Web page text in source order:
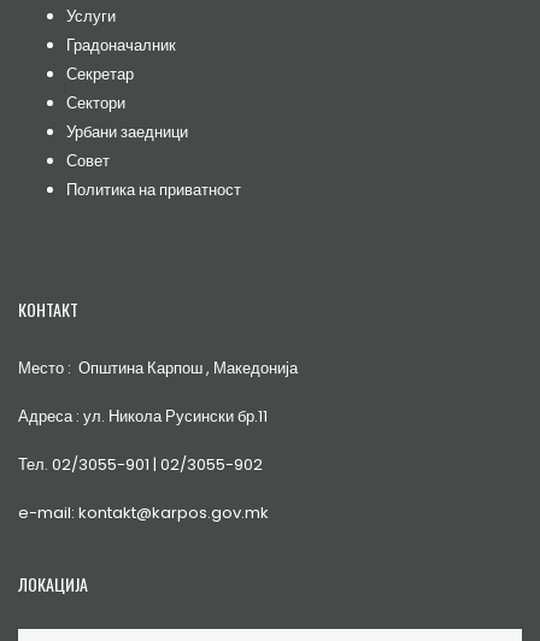
Услуги
Градоначалник
Секретар
Сектори
Урбани заедници
Совет
Политика на приватност
КОНТАКТ
Место : Општина Карпош , Македонија
Адреса : ул. Никола Русински бр.11
Тел. 02/3055-901 | 02/3055-902
e-mail: kontakt@karpos.gov.mk
ЛОКАЦИЈА